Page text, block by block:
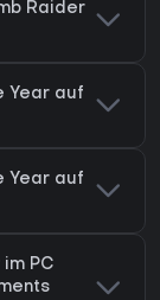
Raider
Year auf
Year auf
PC